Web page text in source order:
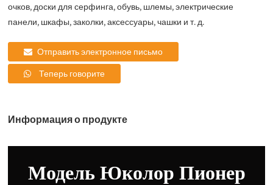
очков, доски для серфинга, обувь, шлемы, электрические
панели, шкафы, заколки, аксессуары, чашки и т. д.
Отправить электронное письмо
Теперь говорите
Информация о продукте
Модель Юколор Пионер